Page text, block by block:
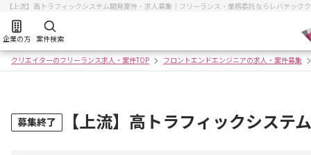
【上流】高トラフィックシステム開発案件・求人募集｜フリーランス・業務委託ならレバテック
企業の方 案件検索
クリエイターのフリーランス求人・案件TOP フロントエンドエンジニアの求人・案件募集
募集終了 【上流】高トラフィックシステ